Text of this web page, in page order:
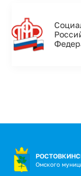
Омского